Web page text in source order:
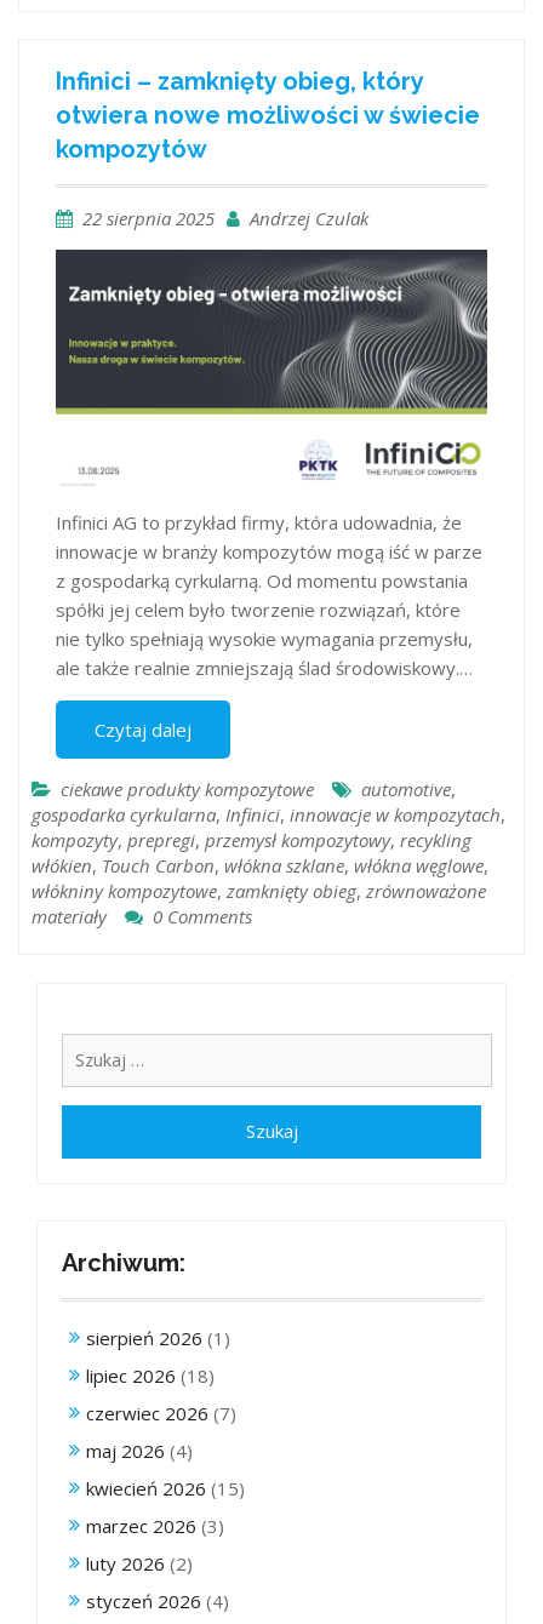
Infinici – zamknięty obieg, który
otwiera nowe możliwości w świecie
kompozytów
22 sierpnia 2025 Andrzej Czulak
Infinici AG to przykład firmy, która udowadnia, że
innowacje w branży kompozytów mogą iść w parze
z gospodarką cyrkularną. Od momentu powstania
spółki jej celem było tworzenie rozwiązań, które
nie tylko spełniają wysokie wymagania przemysłu,
ale także realnie zmniejszają ślad środowiskowy.…
Czytaj dalej
ciekawe produkty kompozytowe automotive,
gospodarka cyrkularna, Infinici, innowacje w kompozytach,
kompozyty, prepregi, przemysł kompozytowy, recykling
włókien, Touch Carbon, włókna szklane, włókna węglowe,
włókniny kompozytowe, zamknięty obieg, zrównoważone
materiały
0 Comments
Archiwum:
sierpień 2026 (1)
lipiec 2026 (18)
czerwiec 2026 (7)
maj 2026 (4)
kwiecień 2026 (15)
marzec 2026 (3)
luty 2026 (2)
styczeń 2026 (4)